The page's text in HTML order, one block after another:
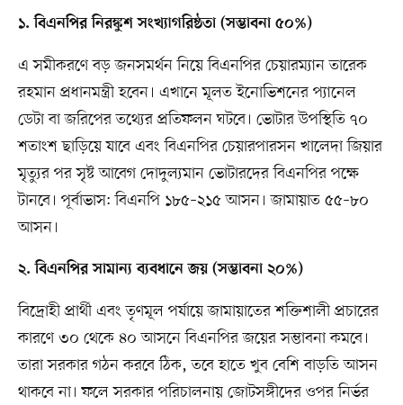
১. বিএনপির নিরঙ্কুশ সংখ্যাগরিষ্ঠতা (সম্ভাবনা ৫০%)
এ সমীকরণে বড় জনসমর্থন নিয়ে বিএনপির চেয়ারম্যান তারেক
রহমান প্রধানমন্ত্রী হবেন। এখানে মূলত ইনোভিশনের প্যানেল
ডেটা বা জরিপের তথ্যের প্রতিফলন ঘটবে। ভোটার উপস্থিতি ৭০
শতাংশ ছাড়িয়ে যাবে এবং বিএনপির চেয়ারপারসন খালেদা জিয়ার
মৃত্যুর পর সৃষ্ট আবেগ দোদুল্যমান ভোটারদের বিএনপির পক্ষে
টানবে। পূর্বাভাস: বিএনপি ১৮৫–২১৫ আসন। জামায়াত ৫৫–৮০
আসন।
২. বিএনপির সামান্য ব্যবধানে জয় (সম্ভাবনা ২০%)
বিদ্রোহী প্রার্থী এবং তৃণমূল পর্যায়ে জামায়াতের শক্তিশালী প্রচারের
কারণে ৩০ থেকে ৪০ আসনে বিএনপির জয়ের সম্ভাবনা কমবে।
তারা সরকার গঠন করবে ঠিক, তবে হাতে খুব বেশি বাড়তি আসন
থাকবে না। ফলে সরকার পরিচালনায় জোটসঙ্গীদের ওপর নির্ভর